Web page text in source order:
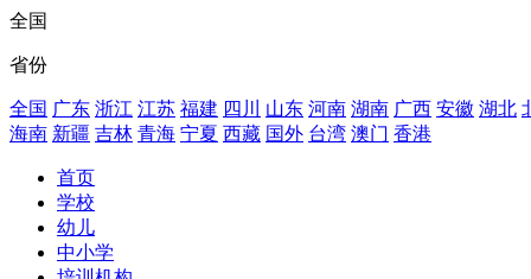
全国
省份
全国 广东 浙江 江苏 福建 四川 山东 河南 湖南 广西 安徽 湖北
海南 新疆 吉林 青海 宁夏 西藏 国外 台湾 澳门 香港
首页
学校
幼儿
中小学